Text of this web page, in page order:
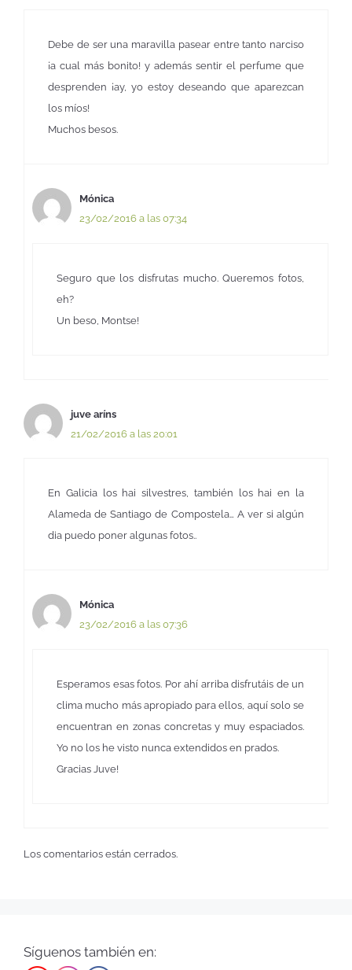
Debe de ser una maravilla pasear entre tanto narciso
¡a cual más bonito! y además sentir el perfume que
desprenden ¡ay, yo estoy deseando que aparezcan
los míos!
Muchos besos.
Mónica
23/02/2016 a las 07:34
Seguro que los disfrutas mucho. Queremos fotos,
eh?
Un beso, Montse!
juve aríns
21/02/2016 a las 20:01
En Galicia los hai silvestres, también los hai en la
Alameda de Santiago de Compostela… A ver si algún
dia puedo poner algunas fotos..
Mónica
23/02/2016 a las 07:36
Esperamos esas fotos. Por ahí arriba disfrutáis de un
clima mucho más apropiado para ellos, aquí solo se
encuentran en zonas concretas y muy espaciados.
Yo no los he visto nunca extendidos en prados.
Gracias Juve!
Los comentarios están cerrados.
Síguenos también en: